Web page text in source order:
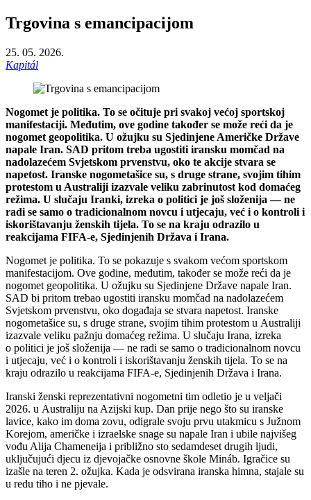
Trgovina s emancipacijom
25. 05. 2026.
Kapitál
Nogomet je politika. To se očituje pri svakoj većoj sportskoj
manifestaciji. Međutim, ove godine također se može reći da je
nogomet geopolitika. U ožujku su Sjedinjene Američke Države
napale Iran. SAD pritom treba ugostiti iransku momčad na
nadolazećem Svjetskom prvenstvu, oko te akcije stvara se
napetost. Iranske nogometašice su, s druge strane, svojim tihim
protestom u Australiji izazvale veliku zabrinutost kod domaćeg
režima. U slučaju Iranki, izreka o politici je još složenija — ne
radi se samo o tradicionalnom novcu i utjecaju, već i o kontroli i
iskorištavanju ženskih tijela. To se na kraju odrazilo u
reakcijama FIFA-e, Sjedinjenih Država i Irana.
Nogomet je politika. To se pokazuje s svakom većom sportskom
manifestacijom. Ove godine, međutim, također se može reći da je
nogomet geopolitika. U ožujku su Sjedinjene Države napale Iran.
SAD bi pritom trebao ugostiti iransku momčad na nadolazećem
Svjetskom prvenstvu, oko događaja se stvara napetost. Iranske
nogometašice su, s druge strane, svojim tihim protestom u Australiji
izazvale veliku pažnju domaćeg režima. U slučaju Irana, izreka
o politici je još složenija — ne radi se samo o tradicionalnom novcu
i utjecaju, već i o kontroli i iskorištavanju ženskih tijela. To se na
kraju odrazilo u reakcijama FIFA-e, Sjedinjenih Država i Irana.
Iranski ženski reprezentativni nogometni tim odletio je u veljači
2026. u Australiju na Azijski kup. Dan prije nego što su iranske
lavice, kako im doma zovu, odigrale svoju prvu utakmicu s Južnom
Korejom, američke i izraelske snage su napale Iran i ubile najvišeg
vođu Alija Chameneija i približno sto sedamdeset drugih ljudi,
uključujući djecu iz djevojačke osnovne škole Mináb. Igračice su
izašle na teren 2. ožujka. Kada je odsvirana iranska himna, stajale su
u redu tiho i ne pjevale.